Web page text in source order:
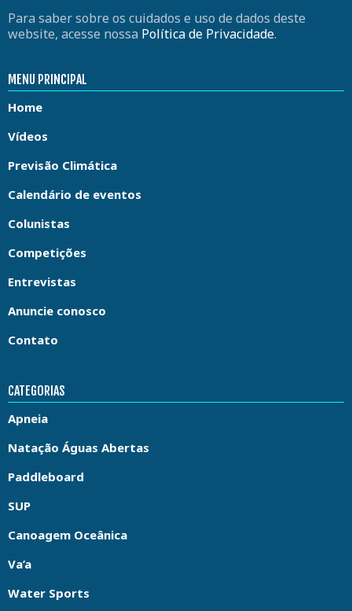
Para saber sobre os cuidados e uso de dados deste
website, acesse nossa Política de Privacidade.
MENU PRINCIPAL
Home
Vídeos
Previsão Climática
Calendário de eventos
Colunistas
Competições
Entrevistas
Anuncie conosco
Contato
CATEGORIAS
Apneia
Natação Águas Abertas
Paddleboard
SUP
Canoagem Oceânica
Va’a
Water Sports